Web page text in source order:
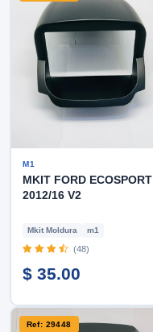
M1
MKIT FORD ECOSPORT
2012/16 V2
Mkit Moldura m1
(48)
$ 35.00
Ref: 29448